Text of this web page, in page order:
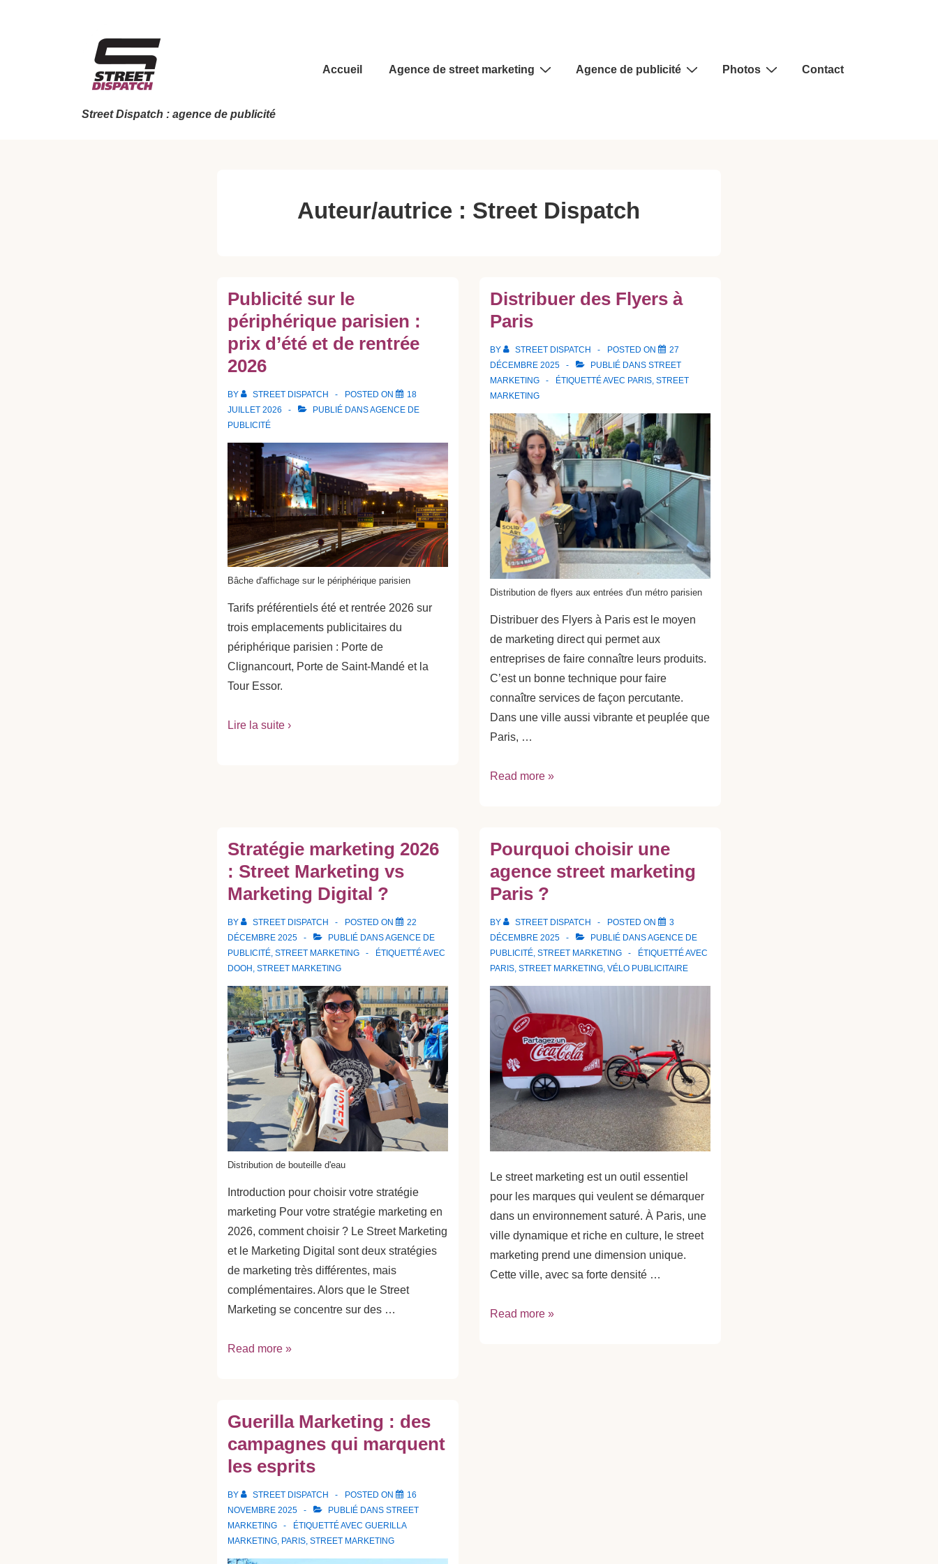
Street Dispatch : agence de publicité
Main
Accueil Agence de street marketing Agence de publicité Photos Contact
Auteur/autrice : Street Dispatch
Publicité sur le
périphérique parisien :
prix d’été et de rentrée
2026
BY STREET DISPATCH POSTED ON
18
JUILLET 2026
PUBLIÉ DANSAGENCE DE
PUBLICITÉ
Bâche d'affichage sur le périphérique parisien
Tarifs préférentiels été et rentrée 2026 sur
trois emplacements publicitaires du
périphérique parisien : Porte de
Clignancourt, Porte de Saint-Mandé et la
Tour Essor.
Lire la suite ›
Distribuer des Flyers à
Paris
BY STREET DISPATCH POSTED ON
27
DÉCEMBRE 2025
PUBLIÉ DANS STREET
MARKETING
ÉTIQUETTÉ AVEC PARIS, STREET
MARKETING
Distribution de flyers aux entrées d'un métro parisien
Distribuer des Flyers à Paris est le moyen
de marketing direct qui permet aux
entreprises de faire connaître leurs produits.
C’est un bonne technique pour faire
connaître services de façon percutante.
Dans une ville aussi vibrante et peuplée que
Paris, …
Distribuer
Paris
Read more »
Stratégie marketing 2026
: Street Marketing vs
Marketing Digital ?
BY STREET DISPATCH POSTED ON
22
DÉCEMBRE 2025
PUBLIÉ DANSAGENCE DE
PUBLICITÉ, STREET MARKETING
ÉTIQUETTÉ AVEC
DOOH, STREET MARKETING
Distribution de bouteille d'eau
Introduction pour choisir votre stratégie
marketing Pour votre stratégie marketing en
2026, comment choisir ? Le Street Marketing
et le Marketing Digital sont deux stratégies
de marketing très différentes, mais
complémentaires. Alors que le Street
Marketing se concentre sur des …
Stratégie
Street
Marketing
vs
Digital
?
Read more »
Pourquoi choisir une
agence street marketing
Paris ?
BY STREET DISPATCH POSTED ON
3
DÉCEMBRE 2025
PUBLIÉ DANSAGENCE DE
PUBLICITÉ, STREET MARKETING
ÉTIQUETTÉ AVEC
PARIS, STREET MARKETING, VÉLO PUBLICITAIRE
Le street marketing est un outil essentiel
pour les marques qui veulent se démarquer
dans un environnement saturé. À Paris, une
ville dynamique et riche en culture, le street
marketing prend une dimension unique.
Cette ville, avec sa forte densité …
Pourquoi
Read more »
Guerilla Marketing : des
campagnes qui marquent
les esprits
BY STREET DISPATCH POSTED ON
16
NOVEMBRE 2025
PUBLIÉ DANS STREET
MARKETING
ÉTIQUETTÉ AVEC GUERILLA
MARKETING, PARIS, STREET MARKETING